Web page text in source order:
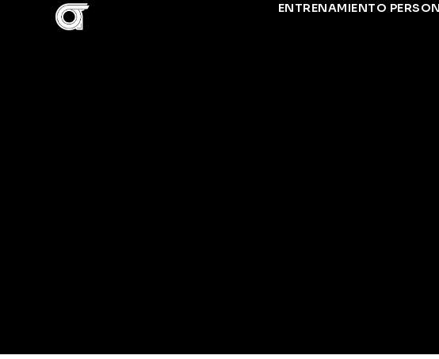
ENTRENAMIENTO